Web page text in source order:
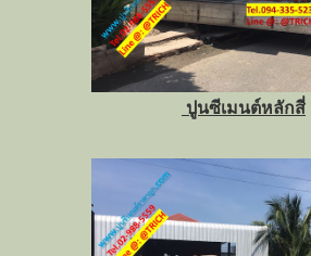
ปูนซีเมนต์หลักสี่